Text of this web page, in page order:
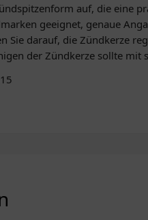
auf, die eine
geeignet, genaue
Sie darauf, die Zündkerze
der Zündkerze sollte